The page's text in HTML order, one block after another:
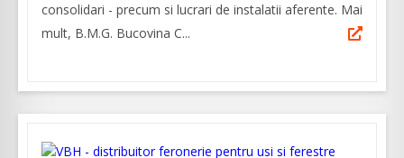
consolidari - precum si lucrari de instalatii aferente. Mai
mult, B.M.G. Bucovina C...